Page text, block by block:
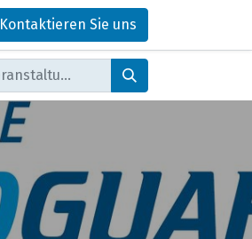
Kontaktieren Sie uns